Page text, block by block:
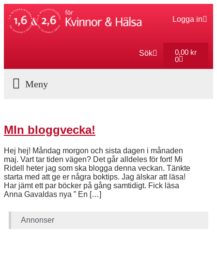
Logga in
Sök 0,00 kr
0
MIn bloggvecka!
Hej hej! Måndag morgon och sista dagen i månaden
maj. Vart tar tiden vägen? Det går alldeles för fort! Mi
Ridell heter jag som ska blogga denna veckan. Tänkte
starta med att ge er några boktips. Jag älskar att läsa!
Har jämt ett par böcker på gång samtidigt. Fick läsa
Anna Gavaldas nya ” En […]
Annonser